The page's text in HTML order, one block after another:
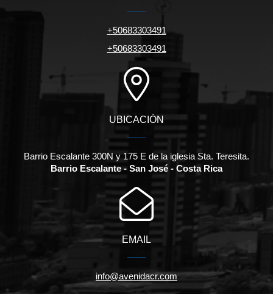
+50683303491
+50683303491
UBICACIÓN
Barrio Escalante 300N y 175 E de la iglesia Sta. Teresita.
Barrio Escalante - San José - Costa Rica
EMAIL
info@avenidacr.com